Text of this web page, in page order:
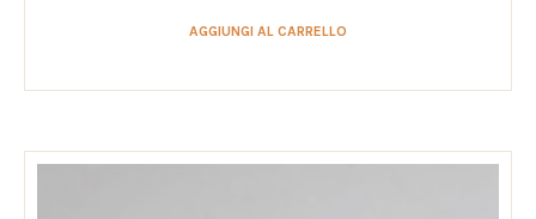
AGGIUNGI AL CARRELLO